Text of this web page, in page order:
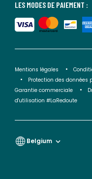
LES MODES DE PAIEMENT :
Mentions légales
Protection des données
Garantie commerciale
d'utilisation #LaRedoute
Belgium